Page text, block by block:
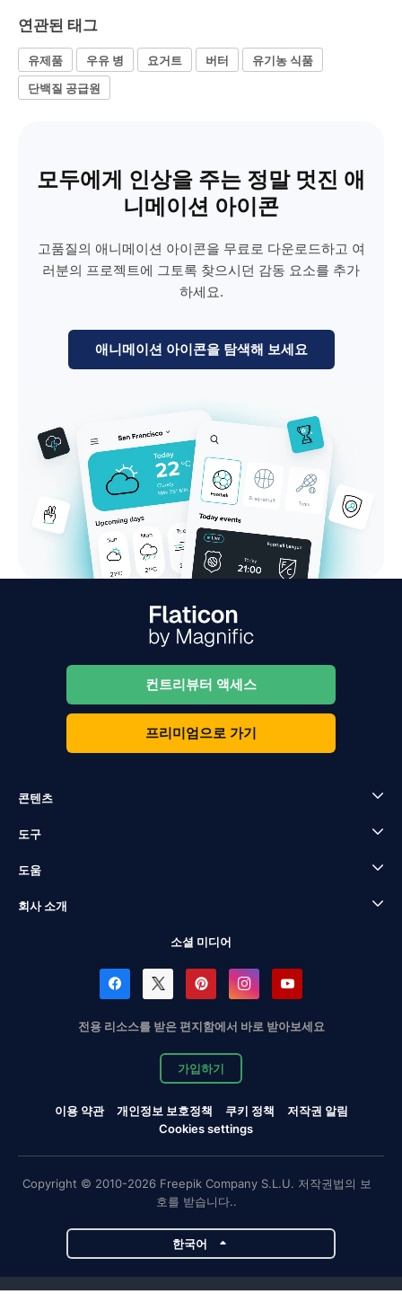
연관된 태그
유제품 우유 병 요거트 버터
유기농 식품
단백질 공급원
모두에게 인상을 주는 정말 멋진 애
니메이션 아이콘
고품질의 애니메이션 아이콘을 무료로 다운로드하고 여
러분의 프로젝트에 그토록 찾으시던 감동 요소를 추가
하세요.
애니메이션 아이콘을 탐색해 보세요
컨트리뷰터 액세스
프리미엄으로 가기
콘텐츠
도구
도움
회사 소개
소셜 미디어
전용 리소스를 받은 편지함에서 바로 받아보세요
가입하기
이용 약관 개인정보 보호정책 쿠키 정책
저작권 알림
Cookies settings
Copyright © 2010-2026 Freepik Company S.L.U. 저작권법의 보
호를 받습니다..
한국어